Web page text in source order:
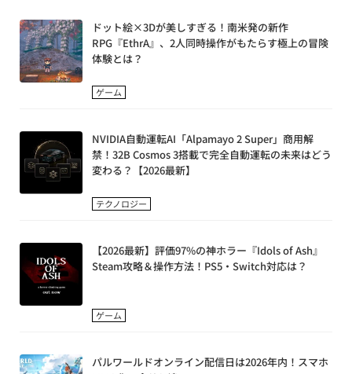
ドット絵×3Dが美しすぎる！南米発の新作
RPG『EthrA』、2人同時操作がもたらす極上の冒険
体験とは？
ゲーム
NVIDIA自動運転AI「Alpamayo 2 Super」商用解
禁！32B Cosmos 3搭載で完全自動運転の未来はどう
変わる？【2026最新】
テクノロジー
【2026最新】評価97%の神ホラー『Idols of Ash』
Steam攻略＆操作方法！PS5・Switch対応は？
ゲーム
パルワールドオンライン配信日は2026年内！スマホ